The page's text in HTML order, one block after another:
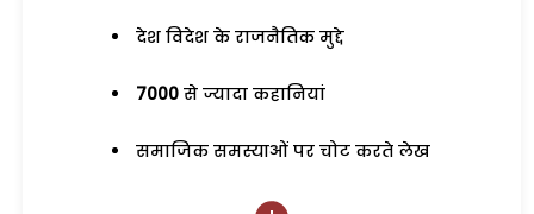
देश विदेश के राजनैतिक मुद्दे
7000 से ज्यादा कहानियां
समाजिक समस्याओं पर चोट करते लेख